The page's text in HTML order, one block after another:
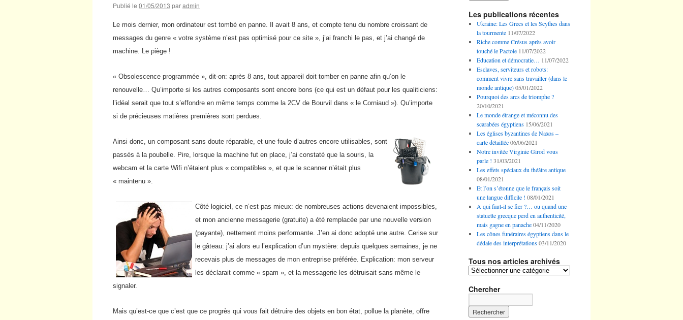
Publié le 01/05/2013 paradmin
Le mois dernier, mon ordinateur est tombé en panne. Il avait 8 ans, et compte tenu du nombre croissant de
messages du genre « votre système n’est pas optimisé pour ce site », j’ai franchi le pas, et j’ai changé de
machine. Le piège !
« Obsolescence programmée », dit-on: après 8 ans, tout appareil doit tomber en panne afin qu’on le
renouvelle… Qu’importe si les autres composants sont encore bons (ce qui est un défaut pour les qualiticiens:
l’idéal serait que tout s’effondre en même temps comme la 2CV de Bourvil dans « le Corniaud »). Qu’importe
si de précieuses matières premières sont perdues.
Ainsi donc, un composant sans doute réparable, et une foule d’autres encore utilisables, sont
passés à la poubelle. Pire, lorsque la machine fut en place, j’ai constaté que la souris, la
webcam et la carte Wifi n’étaient plus « compatibles », et que le scanner n’était plus
« maintenu ».
Côté logiciel, ce n’est pas mieux: de nombreuses actions devenaient impossibles,
et mon ancienne messagerie (gratuite) a été remplacée par une nouvelle version
(payante), nettement moins performante. J’en ai donc adopté une autre. Cerise sur
le gâteau: j’ai alors eu l’explication d’un mystère: depuis quelques semaines, je ne
recevais plus de messages de mon entreprise préférée. Explication: mon serveur
les déclarait comme « spam », et la messagerie les détruisait sans même le
signaler.
Mais qu’est-ce que c’est que ce progrès qui vous fait détruire des objets en bon état, pollue la planète, offre
Les publications récentes
Ukraine: Les Grecs et les Scythes dans
la tourmente 11/07/2022
Riche comme Crésus après avoir
touché le Pactole 11/07/2022
Education et démocratie… 11/07/2022
Esclaves, serviteurs et robots:
comment vivre sans travailler (dans le
monde antique) 05/01/2022
Pourquoi des arcs de triomphe ?
20/10/2021
Le monde étrange et méconnu des
scarabées égyptiens 15/06/2021
Les églises byzantines de Naxos –
carte détaillée 06/06/2021
Notre invitée Virginie Girod vous
parle ! 31/03/2021
Les effets spéciaux du théâtre antique
08/01/2021
Et l’on s’étonne que le français soit
une langue difficile ! 08/01/2021
A qui faut-il se fier ?… ou quand une
statuette grecque perd en authenticité,
mais gagne en panache 04/11/2020
Les cônes funéraires égyptiens dans le
dédale des interprétations 03/11/2020
Tous nos articles archivés
Tous
articles
Chercher